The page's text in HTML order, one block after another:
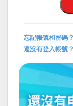
忘記帳號和密碼？
還沒有登入帳號